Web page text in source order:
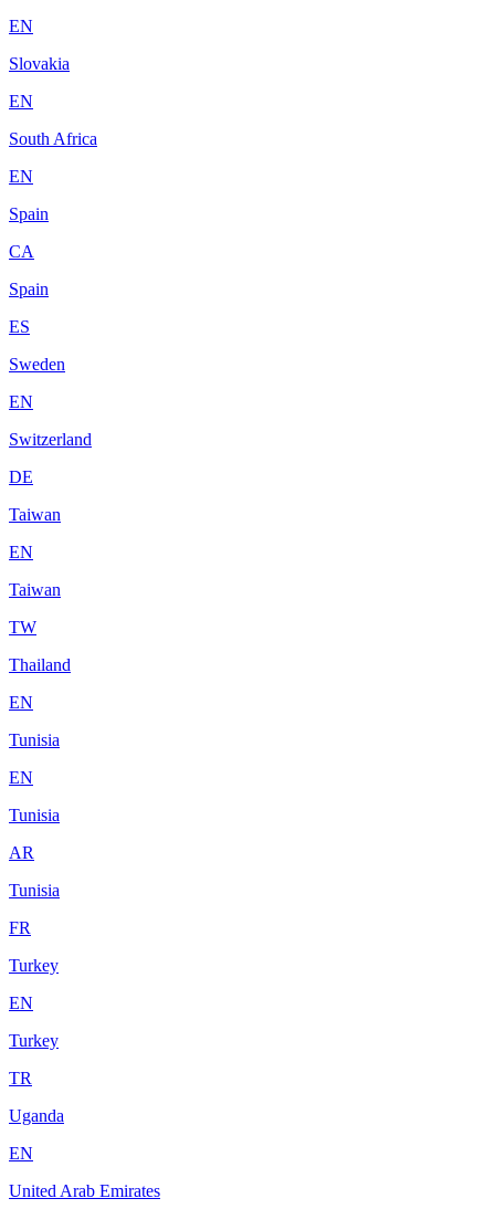
EN
Slovakia
EN
South Africa
EN
Spain
CA
Spain
ES
Sweden
EN
Switzerland
DE
Taiwan
EN
Taiwan
TW
Thailand
EN
Tunisia
EN
Tunisia
AR
Tunisia
FR
Turkey
EN
Turkey
TR
Uganda
EN
United Arab Emirates